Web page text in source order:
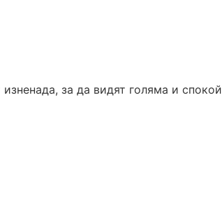
за да видят голяма и